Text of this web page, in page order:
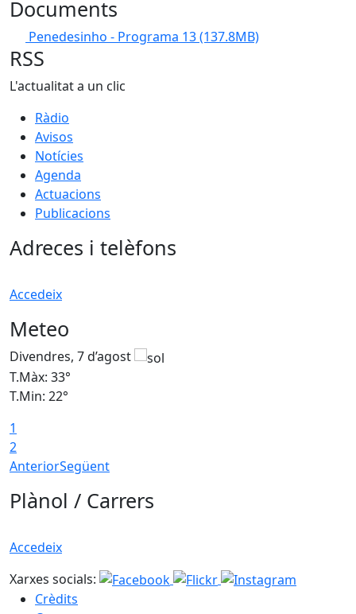
Documents
Penedesinho - Programa 13(137.8MB)
RSS
L'actualitat a un clic
Ràdio
Avisos
Notícies
Agenda
Actuacions
Publicacions
Adreces i telèfons
Accedeix
Meteo
Divendres, 7 d’agost
T.Màx: 33°
T.Min: 22°
1
2
AnteriorSegüent
Plànol / Carrers
Accedeix
Xarxes socials:
Crèdits